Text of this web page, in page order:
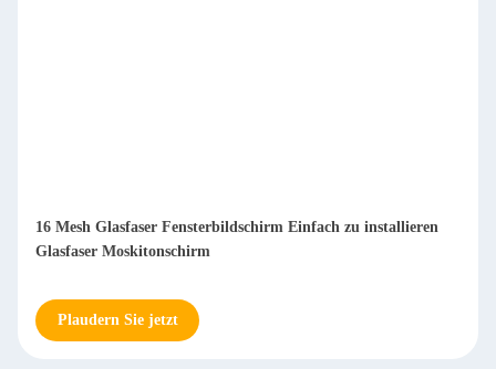
16 Mesh Glasfaser Fensterbildschirm Einfach zu installieren
Glasfaser Moskitonschirm
Plaudern Sie jetzt